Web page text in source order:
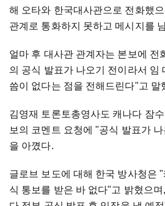
해 오타와 한국대사관으로 전화했
관계로 통화하지 못하고 메시지를
얼마 후 대사관 관계자는 본보에 전
의 공식 발표가 나오기 전이라서 임
씀이 없다는 점을 전해드린다"고 말
김영재 토론토총영사도 캐나다 잠
보의 코멘트 요청에 "공식 발표가
을 아꼈다.
글로브 보도에 대해 한국 방사청은
식 통보를 받은 바 없다"고 밝혔으